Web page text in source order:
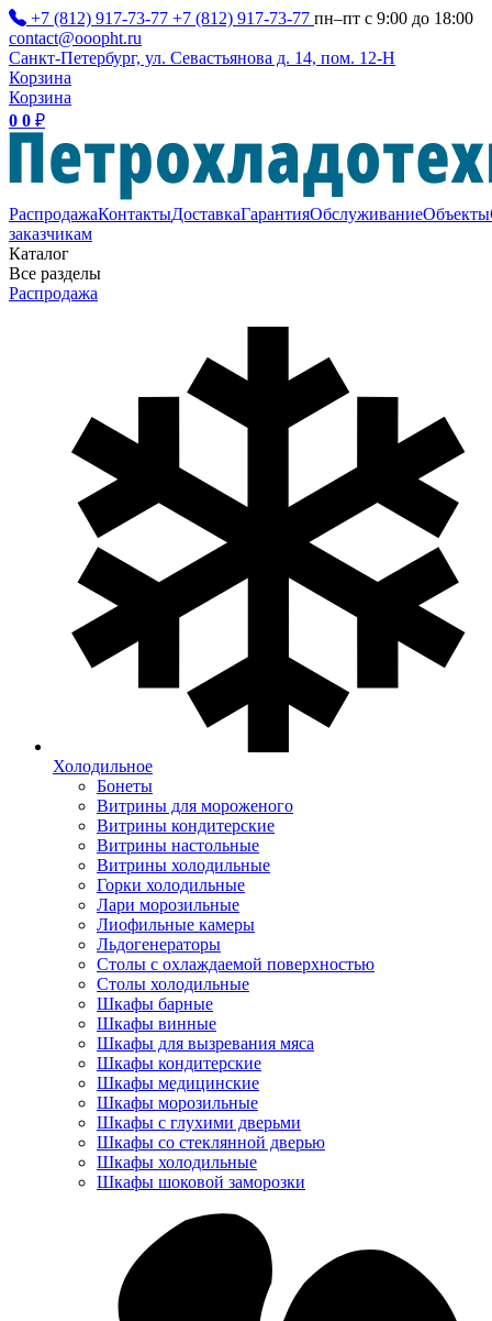
+7 (812) 917-73-77 +7 (812) 917-73-77 пн–пт с 9:00 до 18:00
contact@ooopht.ru
Санкт-Петербург, ул. Севастьянова д. 14, пом. 12-Н
Корзина
Корзина
0 0 ₽
РаспродажаКонтактыДоставкаГарантияОбслуживаниеОбъекты
заказчикам
Каталог
Все разделы
Распродажа
Холодильное
Бонеты
Витрины для мороженого
Витрины кондитерские
Витрины настольные
Витрины холодильные
Горки холодильные
Лари морозильные
Лиофильные камеры
Льдогенераторы
Столы с охлаждаемой поверхностью
Столы холодильные
Шкафы барные
Шкафы винные
Шкафы для вызревания мяса
Шкафы кондитерские
Шкафы медицинские
Шкафы морозильные
Шкафы с глухими дверьми
Шкафы со стеклянной дверью
Шкафы холодильные
Шкафы шоковой заморозки